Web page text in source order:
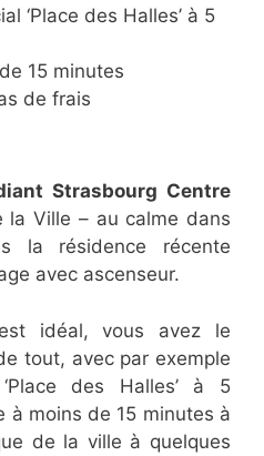
‘Place des Halles’ à 5
15 minutes
de frais
Strasbourg Centre
la Ville – au calme dans
la résidence récente
avec ascenseur.
idéal, vous avez le
tout, avec par exemple
des Halles’ à 5
à moins de 15 minutes à
de la ville à quelques